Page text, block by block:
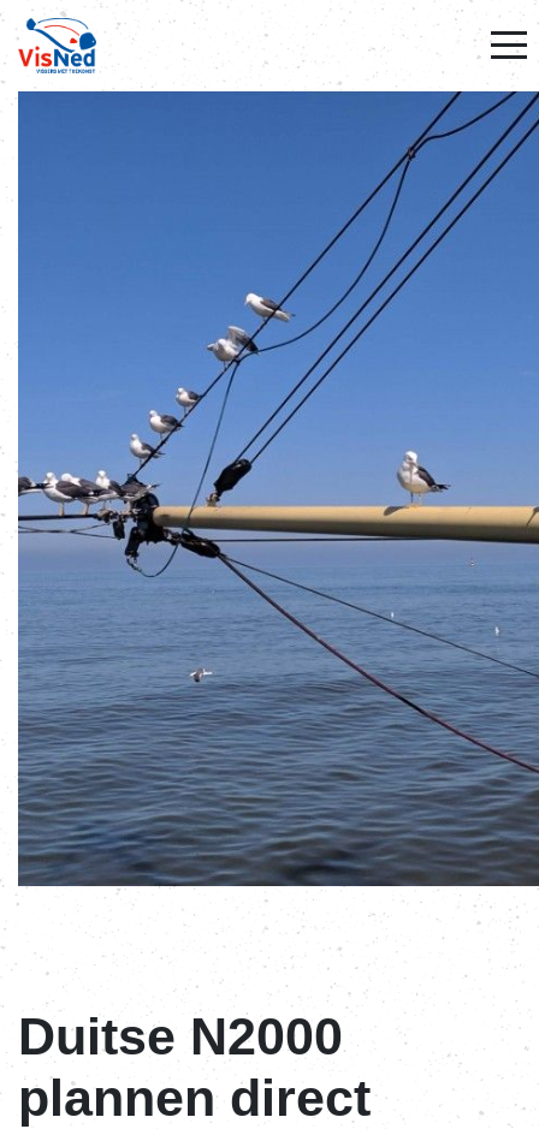
Duitse N2000
plannen direct